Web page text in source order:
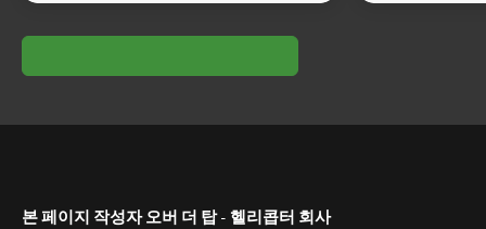
본 페이지 작성자 오버 더 탑 - 헬리콥터 회사